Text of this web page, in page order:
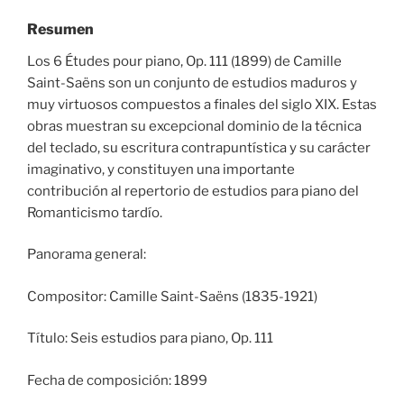
Resumen
Los 6 Études pour piano, Op. 111 (1899) de Camille
Saint-Saëns son un conjunto de estudios maduros y
muy virtuosos compuestos a finales del siglo XIX. Estas
obras muestran su excepcional dominio de la técnica
del teclado, su escritura contrapuntística y su carácter
imaginativo, y constituyen una importante
contribución al repertorio de estudios para piano del
Romanticismo tardío.
Panorama general:
Compositor: Camille Saint-Saëns (1835-1921)
Título: Seis estudios para piano, Op. 111
Fecha de composición: 1899